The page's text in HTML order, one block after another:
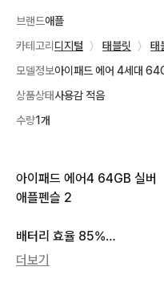
브랜드애플
카테고리 디지털 〉 태블릿 〉
태
모델정보아이패드 에어 4세대
상품상태사용감 적음
수량1개
아이패드 에어4 64GB 실버
애플펜슬 2
배터리 효율 85%
더보기